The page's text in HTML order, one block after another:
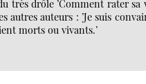
très drôle ’Comment rater
autres auteurs : ’Je suis
morts ou vivants.’